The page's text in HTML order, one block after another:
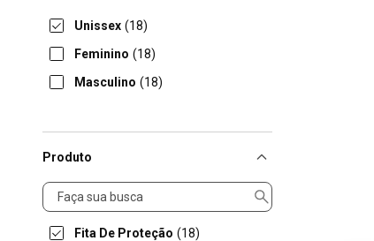
Unissex (18)
Feminino (18)
Masculino (18)
Produto
Produto
Fita De Proteção (18)